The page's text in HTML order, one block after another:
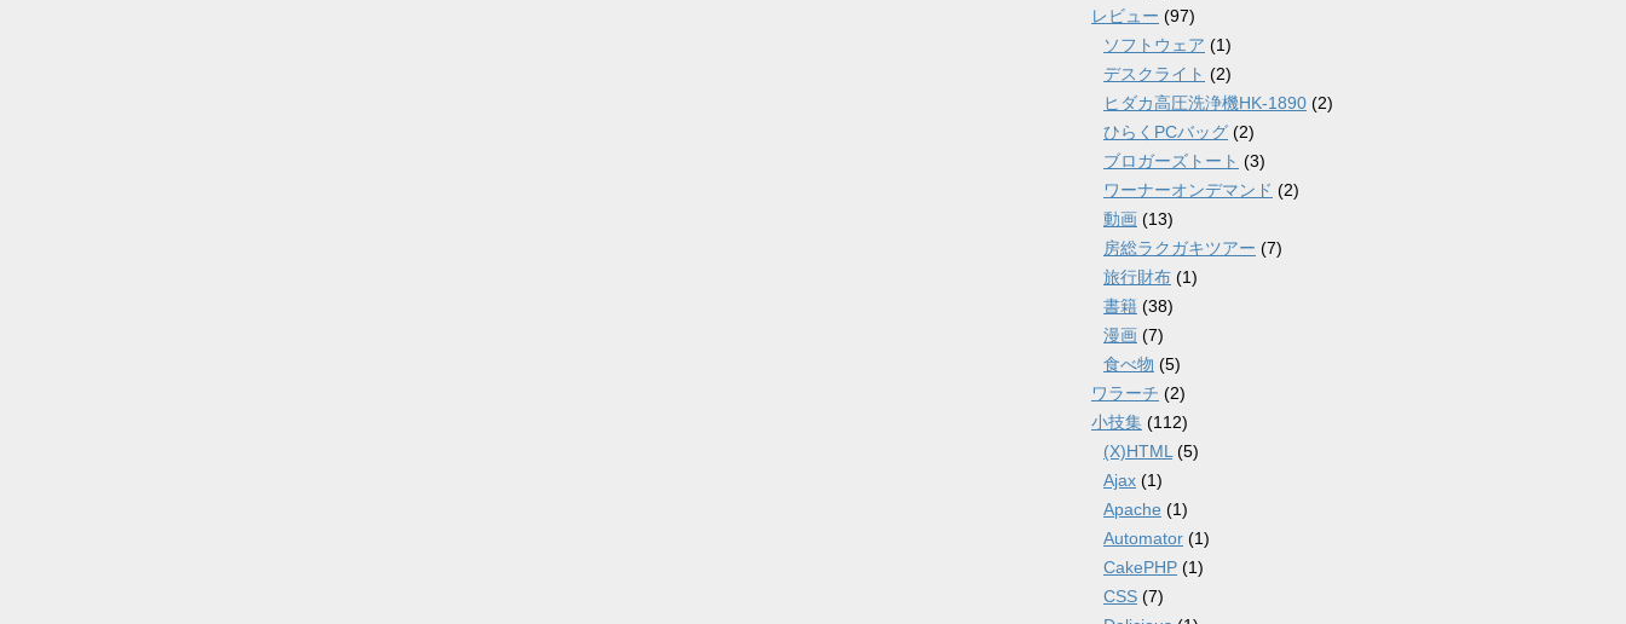
レビュー (97)
ソフトウェア (1)
デスクライト (2)
ヒダカ高圧洗浄機HK-1890 (2)
ひらくPCバッグ (2)
ブロガーズトート (3)
ワーナーオンデマンド (2)
動画 (13)
房総ラクガキツアー (7)
旅行財布 (1)
書籍 (38)
漫画 (7)
食べ物 (5)
ワラーチ (2)
小技集 (112)
(X)HTML (5)
Ajax (1)
Apache (1)
Automator (1)
CakePHP (1)
CSS (7)